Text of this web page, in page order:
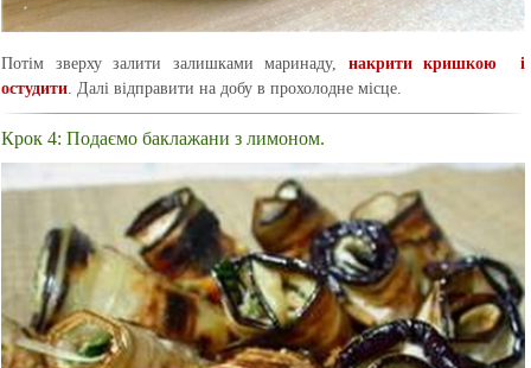
Потім зверху залити залишками маринаду, накрити кришкою і
остудити . Далі відправити на добу в прохолодне місце.
Крок 4: Подаємо баклажани з лимоном.